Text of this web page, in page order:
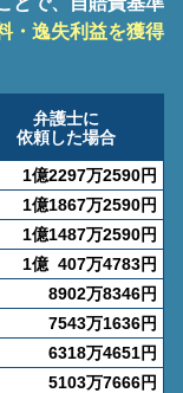
・逸失利益を獲得
弁護士に
依頼した場合
1億2297万2590円
1億1867万2590円
1億1487万2590円
1億 407万4783円
8902万8346円
7543万1636円
6318万4651円
5103万7666円